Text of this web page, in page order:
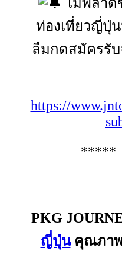
ท่องเที่ยวญี่ปุ่
ลืมกดสมัครรั
https://
*****
PKG
ญี่ปุ่นคุณภาพ